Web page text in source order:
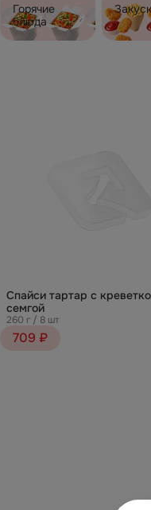
Горячие
блюда
Спайси тартар с
семгой
260 г / 8 шт
709 ₽